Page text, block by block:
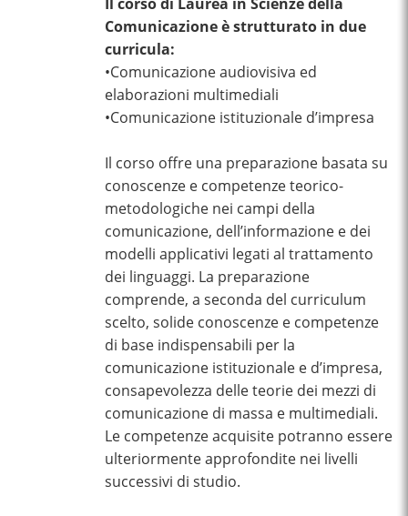
Comunicazione è strutturato in due
curricula:
•Comunicazione audiovisiva ed
elaborazioni multimediali
•Comunicazione istituzionale d’impresa
Il corso offre una preparazione basata su
conoscenze e competenze teorico-
metodologiche nei campi della
comunicazione, dell’informazione e dei
modelli applicativi legati al trattamento
dei linguaggi. La preparazione
comprende, a seconda del curriculum
scelto, solide conoscenze e competenze
di base indispensabili per la
comunicazione istituzionale e d’impresa,
consapevolezza delle teorie dei mezzi di
comunicazione di massa e multimediali.
Le competenze acquisite potranno essere
ulteriormente approfondite nei livelli
successivi di studio.